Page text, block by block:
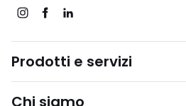
Prodotti e servizi
Chi siamo